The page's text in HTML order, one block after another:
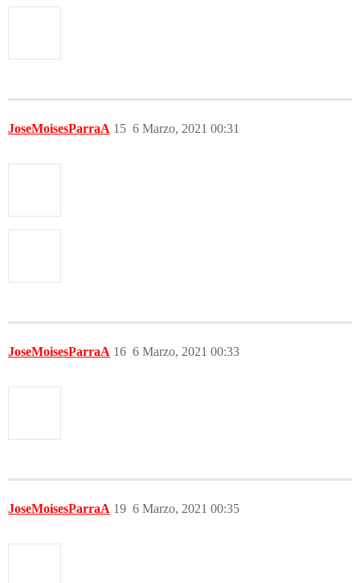
JoseMoisesParraA 6 Marzo, 2021 00:31
15
JoseMoisesParraA 6 Marzo, 2021 00:33
16
JoseMoisesParraA 6 Marzo, 2021 00:35
19